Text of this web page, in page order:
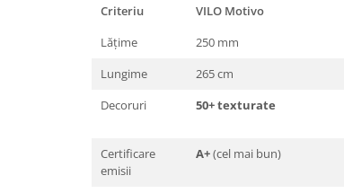
Criteriu VILO Motivo
Lățime
250 mm
Lungime
265 cm
Decoruri
50+ texturate
Certificare
emisii
A+(cel mai bun)